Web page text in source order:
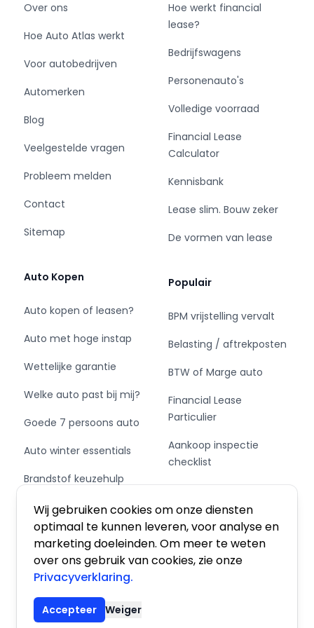
Wij gebruiken cookies om onze diensten
optimaal te kunnen leveren, voor analyse en
marketing doeleinden. Om meer te weten
over ons gebruik van cookies, zie onze
Privacyverklaring.
Accepteer Weiger
Sluit nu je financial lease bij Eurocars af, en
bepaal zelf wanneer je zonder boete overstapt
naar een elektrische bedrijfswagen.
Sluit je contract af wanneer het jou schikt.
Of dat nu na 12, 25 of 41 maanden is... het maakt
ons niets uit.
Bij Eurocars krijg je geen last van Milieuzones.
Onze klanten waarderen ons met een 4.9 van
helmond@eurocars.nl.
Met vriendelijke groet,
Over ons
Hoe Auto Atlas werkt
Voor autobedrijven
Automerken
Blog
Veelgestelde vragen
Probleem melden
Contact
Sitemap
Auto Kopen
Auto kopen of leasen?
Auto met hoge instap
Wettelijke garantie
Welke auto past bij mij?
Goede 7 persoons auto
Auto winter essentials
Brandstof keuzehulp
Schakel of automaat?
Hoe werkt financial
lease?
Bedrijfswagens
Personenauto's
Volledige voorraad
Financial Lease
Calculator
Kennisbank
Lease slim. Bouw zeker
De vormen van lease
Populair
BPM vrijstelling vervalt
Belasting / aftrekposten
BTW of Marge auto
Financial Lease
Particulier
Aankoop inspectie
checklist
Private Leasen,
Financieren of Kopen?